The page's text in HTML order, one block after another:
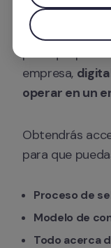
Desde
contenidos
para que
empresa,
operar en un
Obtendrás
para que
Proceso de
Modelo de
Todo acerca